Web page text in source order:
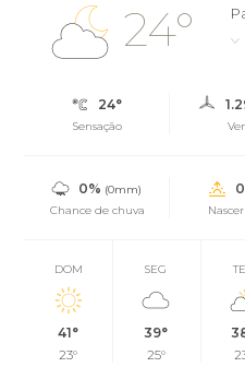
24°
24°
Sensação
0% (0mm)
Chance de chuva
DOM
41°
23°
SEG
39°
25°